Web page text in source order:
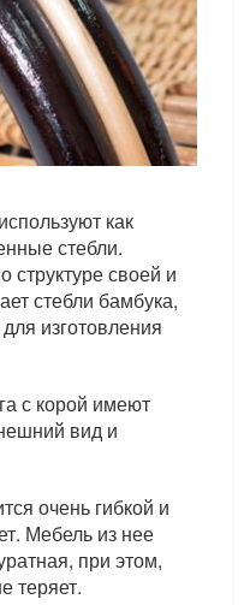
как
стебли.
своей и
стебли бамбука,
изготовления
с корой имеют
вид и
очень гибкой и
Мебель из нее
при этом,
теряет.